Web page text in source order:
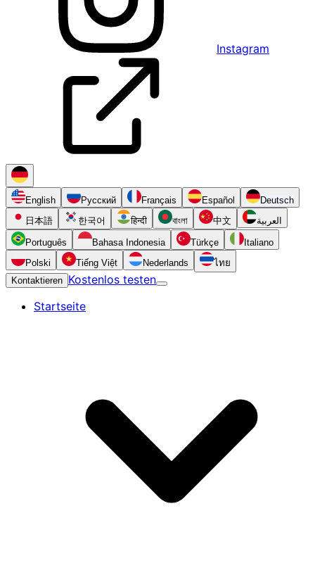
Instagram
English Русский Français Español
Deutsch
日本語
한국어 हिन्दी বাংলা 中文 العربية
Português Bahasa Indonesia Türkçe
Italiano
Polski
Tiếng Việt Nederlands
ไทย
Kontaktieren Kostenlos testen
Startseite